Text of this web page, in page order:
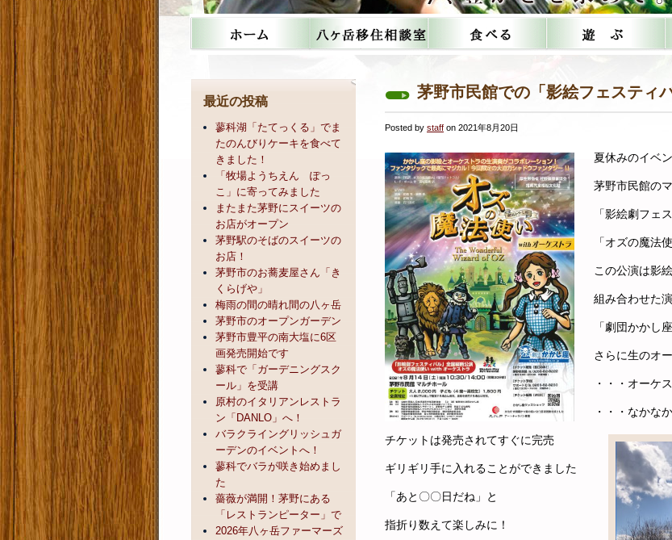
茅野市民館での「影絵フェスティバ
Posted by staff on 2021年8月20日
夏休みのイベ
茅野市民館の
「影絵劇フェ
「オズの魔法
この公演は影
組み合わせた
「劇団かかし
さらに生のオ
・・・オーケ
・・・なかな
チケットは発売されてすぐに完売
ギリギリ手に入れることができました
「あと〇〇日だね」と
指折り数えて楽しみに！
最近の投稿
蓼科湖「たてっくる」でま
たのんびりケーキを食べて
きました！
「牧場ようちえん ぽっ
こ」に寄ってみました
またまた茅野にスイーツの
お店がオープン
茅野駅のそばのスイーツの
お店！
茅野市のお蕎麦屋さん「き
くらげや」
梅雨の間の晴れ間の八ヶ岳
茅野市のオープンガーデン
茅野市豊平の南大塩に6区
画発売開始です
蓼科で「ガーデニングスク
ール」を受講
原村のイタリアンレストラ
ン「DANLO」へ！
バラクライングリッシュガ
ーデンのイベントへ！
蓼科でバラが咲き始めまし
た
薔薇が満開！茅野にある
「レストランピーター」で
2026年八ヶ岳ファーマーズ